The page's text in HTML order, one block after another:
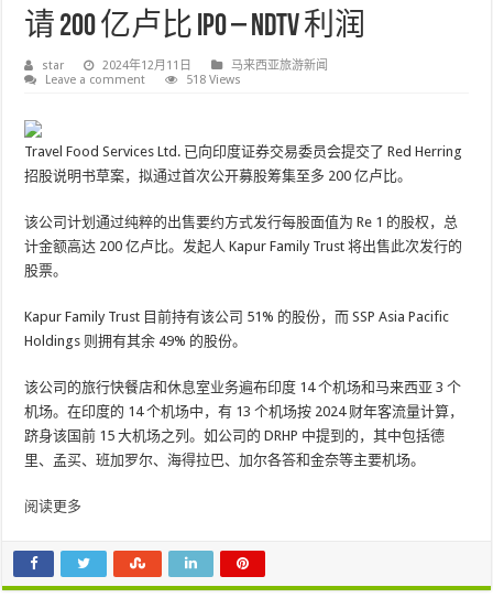
请 200 亿卢比 IPO – NDTV 利润
star 2024年12月11日
马来西亚旅游新闻
Leave a comment
518 Views
Travel Food Services Ltd. 已向印度证券交易委员会提交了 Red Herring
招股说明书草案，拟通过首次公开募股筹集至多 200 亿卢比。
该公司计划通过纯粹的出售要约方式发行每股面值为 Re 1 的股权，总
计金额高达 200 亿卢比。发起人 Kapur Family Trust 将出售此次发行的
股票。
Kapur Family Trust 目前持有该公司 51% 的股份，而 SSP Asia Pacific
Holdings 则拥有其余 49% 的股份。
该公司的旅行快餐店和休息室业务遍布印度 14 个机场和马来西亚 3 个
机场。在印度的 14 个机场中，有 13 个机场按 2024 财年客流量计算，
跻身该国前 15 大机场之列。如公司的 DRHP 中提到的，其中包括德
里、孟买、班加罗尔、海得拉巴、加尔各答和金奈等主要机场。
阅读更多